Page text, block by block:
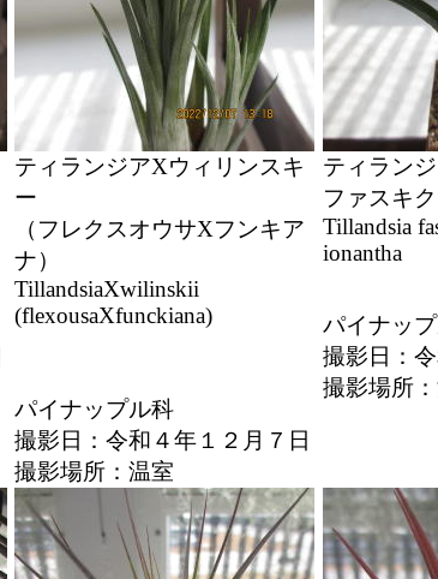
ティランジアXウィリンスキ
ー
（フレクスオウサXフンキア
ナ）
TillandsiaXwilinskii
(flexousaXfunckiana)
パイナップル科
撮影日：令和４年１２月７日
撮影場所：温室
ティラン
ファスキ
Tillandsia
ionantha
パイナッ
撮影日：
撮影場所